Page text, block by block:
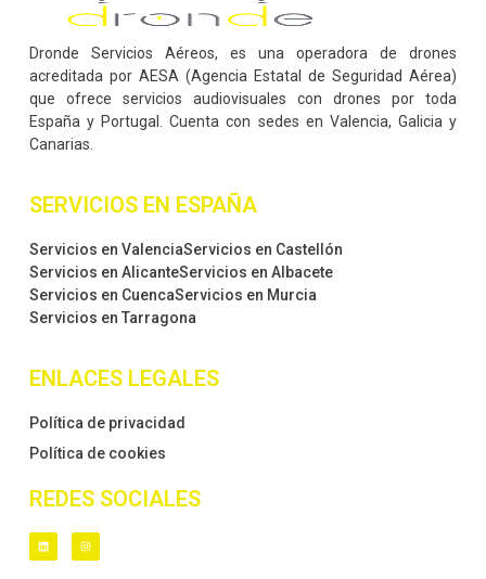
Dronde Servicios Aéreos, es una operadora de drones
acreditada por AESA (Agencia Estatal de Seguridad Aérea)
que ofrece servicios audiovisuales con drones por toda
España y Portugal. Cuenta con sedes en Valencia, Galicia y
Canarias.
SERVICIOS EN ESPAÑA
Servicios en ValenciaServicios en Castellón
Servicios en AlicanteServicios en Albacete
Servicios en CuencaServicios en Murcia
Servicios en Tarragona
ENLACES LEGALES
Política de privacidad
Política de cookies
REDES SOCIALES